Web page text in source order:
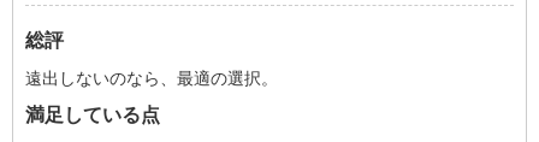
総評
遠出しないのなら、最適の選択。
満足している点